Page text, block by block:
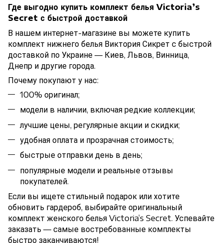
Где выгодно купить комплект белья Victoria’s
Secret с быстрой доставкой
В нашем интернет-магазине вы можете купить
комплект нижнего белья Виктория Сикрет с быстрой
доставкой по Украине — Киев, Львов, Винница,
Днепр и другие города.
Почему покупают у нас:
100% оригинал;
модели в наличии, включая редкие коллекции;
лучшие цены, регулярные акции и скидки;
удобная оплата и прозрачная стоимость;
быстрые отправки день в день;
популярные модели и реальные отзывы
покупателей.
Если вы ищете стильный подарок или хотите
обновить гардероб, выбирайте оригинальный
комплект женского белья Victoria’s Secret. Успевайте
заказать — самые востребованные комплекты
быстро заканчиваются!